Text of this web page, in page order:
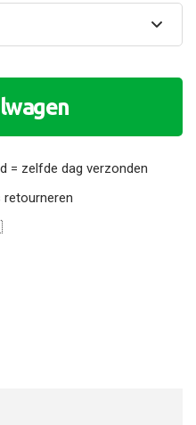
= zelfde dag verzonden
retourneren